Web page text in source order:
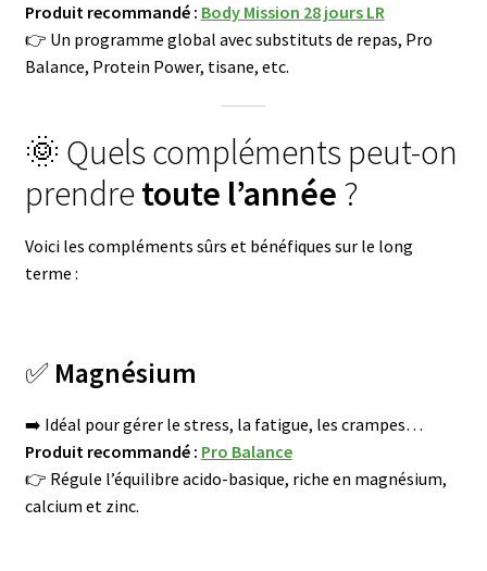
Produit recommandé : Body Mission 28 jours LR
👉 Un programme global avec substituts de repas, Pro
Balance, Protein Power, tisane, etc.
🌞 Quels compléments peut-on
prendretoute l’année ?
Voici les compléments sûrs et bénéfiques sur le long
terme :
✅ Magnésium
➡️ Idéal pour gérer le stress, la fatigue, les crampes…
Produit recommandé : Pro Balance
👉 Régule l’équilibre acido-basique, riche en magnésium,
calcium et zinc.